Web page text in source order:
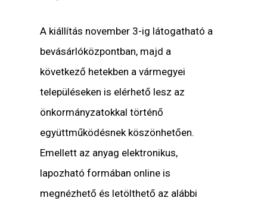
A kiállítás november 3-ig látogatható a
bevásárlóközpontban, majd a
következő hetekben a vármegyei
településeken is elérhető lesz az
önkormányzatokkal történő
együttműködésnek köszönhetően.
Emellett az anyag elektronikus,
lapozható formában online is
megnézhető és letölthető az alábbi